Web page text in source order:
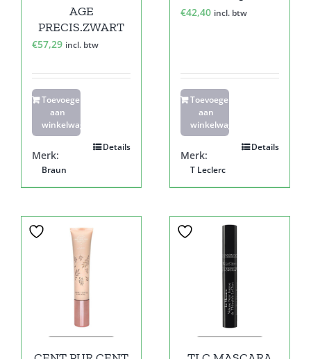
AGE
PRECIS.ZWART
€57,29 incl. btw
Toevoegen
aan
winkelwagen
Details
Merk:
Braun
€42,40 incl. btw
Toevoegen
aan
winkelwagen
Details
Merk:
T Leclerc